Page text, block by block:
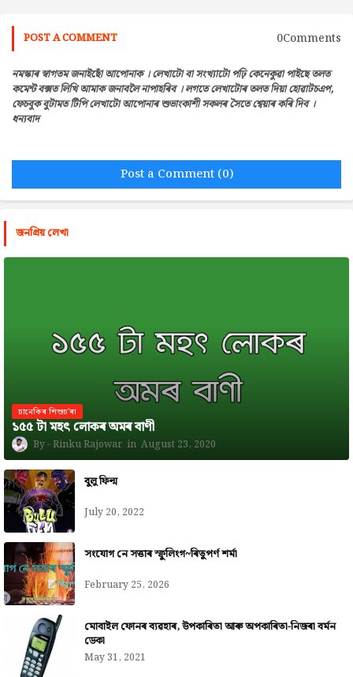
POST A COMMENT 0Comments
নমস্কাৰ স্বাগতম জনাইছোঁ আপোনাক । লেখাটো বা সংখ্যাটো পঢ়ি কেনেকুৱা পাইছে তলত
কমেন্ট বক্সত লিখি আমাক জনাবলৈ নাপাহৰিব । লগতে লেখাটোৰ তলত দিয়া হোৱাটচএপ,
ফেচবুক বুটামত টিপি লেখাটো আপোনাৰ শুভাংকাশী সকলৰ সৈতে শ্বেয়াৰ কৰি দিব ।
ধন্যবাদ
Post a Comment (0)
জনপ্রিয় লেখা
চানেকিৰ শিশুচ'ৰা
১৫৫ টা মহৎ লোকৰ অমৰ বাণী
Rinku Rajowar August 23, 2020
বুলু ফিল্ম
July 20, 2022
সংযোগ নে সত্তাৰ স্ফুলিংগ~ৰিতুপৰ্ণ শৰ্মা
February 25, 2026
মোবাইল ফোনৰ ব্যৱহাৰ, উপকাৰিতা আৰু অপকাৰিতা-নিজৰা বৰ্মন
ডেকা
May 31, 2021